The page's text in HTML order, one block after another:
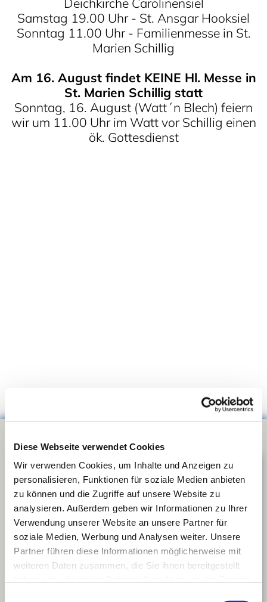
Diese Webseite verwendet Cookies
Wir verwenden Cookies, um Inhalte und Anzeigen zu
personalisieren, Funktionen für soziale Medien anbieten
zu können und die Zugriffe auf unsere Website zu
analysieren. Außerdem geben wir Informationen zu Ihrer
Verwendung unserer Website an unsere Partner für
soziale Medien, Werbung und Analysen weiter. Unsere
Partner führen diese Informationen möglicherweise mit
weiteren Daten zusammen, die Sie ihnen bereitgestellt
Samstag 19.00 Uhr - St. Ansgar Hooksiel
Sonntag 11.00 Uhr - Familienmesse in St.
Marien Schillig
Am 16. August findet KEINE Hl. Messe in
St. Marien Schillig statt
Sonntag, 16. August (Watt´n Blech) feiern
wir um 11.00 Uhr im Watt vor Schillig einen
ök. Gottesdienst